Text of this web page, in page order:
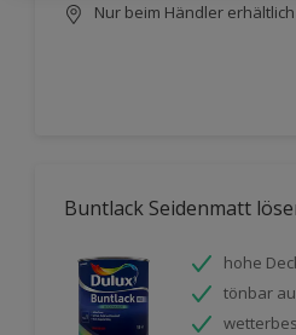
Nur beim Händler erhältlich
Buntlack Seidenmatt
hohe
tönbar